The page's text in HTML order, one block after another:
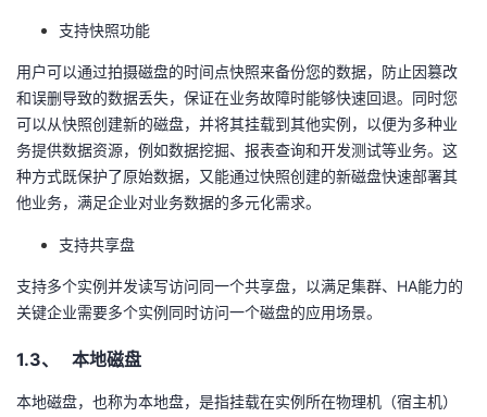
的
课
程
我
的
认
证
我
的
实
我
的
藏
技
术
支
持
的
云
声
建
支持快照功能
用户可以通过拍摄磁盘的时间点快照来备份您的数据，防止因篡改
和误删导致的数据丢失，保证在业务故障时能够快速回退。同时您
可以从快照创建新的磁盘，并将其挂载到其他实例，以便为多种业
务提供数据资源，例如数据挖掘、报表查询和开发测试等业务。这
种方式既保护了原始数据，又能通过快照创建的新磁盘快速部署其
他业务，满足企业对业务数据的多元化需求。
支持共享盘
支持多个实例并发读写访问同一个共享盘，以满足集群、 HA能力的
关键企业需要多个实例同时访问一个磁盘的应用场景。
1.3、 本地磁盘
本地磁盘，也称为本地盘，是指挂载在实例所在物理机（宿主机）